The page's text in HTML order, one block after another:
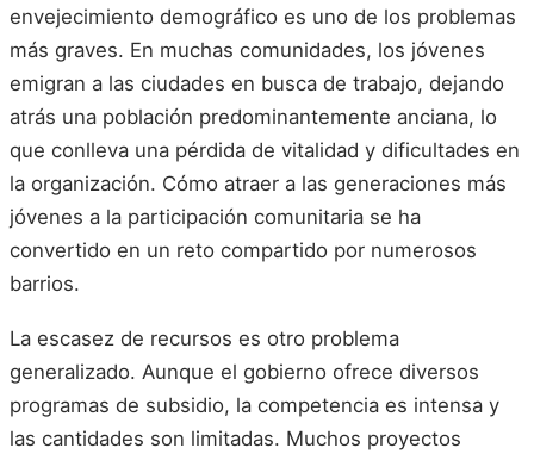
envejecimiento demográfico es uno de los problemas
más graves. En muchas comunidades, los jóvenes
emigran a las ciudades en busca de trabajo, dejando
atrás una población predominantemente anciana, lo
que conlleva una pérdida de vitalidad y dificultades en
la organización. Cómo atraer a las generaciones más
jóvenes a la participación comunitaria se ha
convertido en un reto compartido por numerosos
barrios.
La escasez de recursos es otro problema
generalizado. Aunque el gobierno ofrece diversos
programas de subsidio, la competencia es intensa y
las cantidades son limitadas. Muchos proyectos